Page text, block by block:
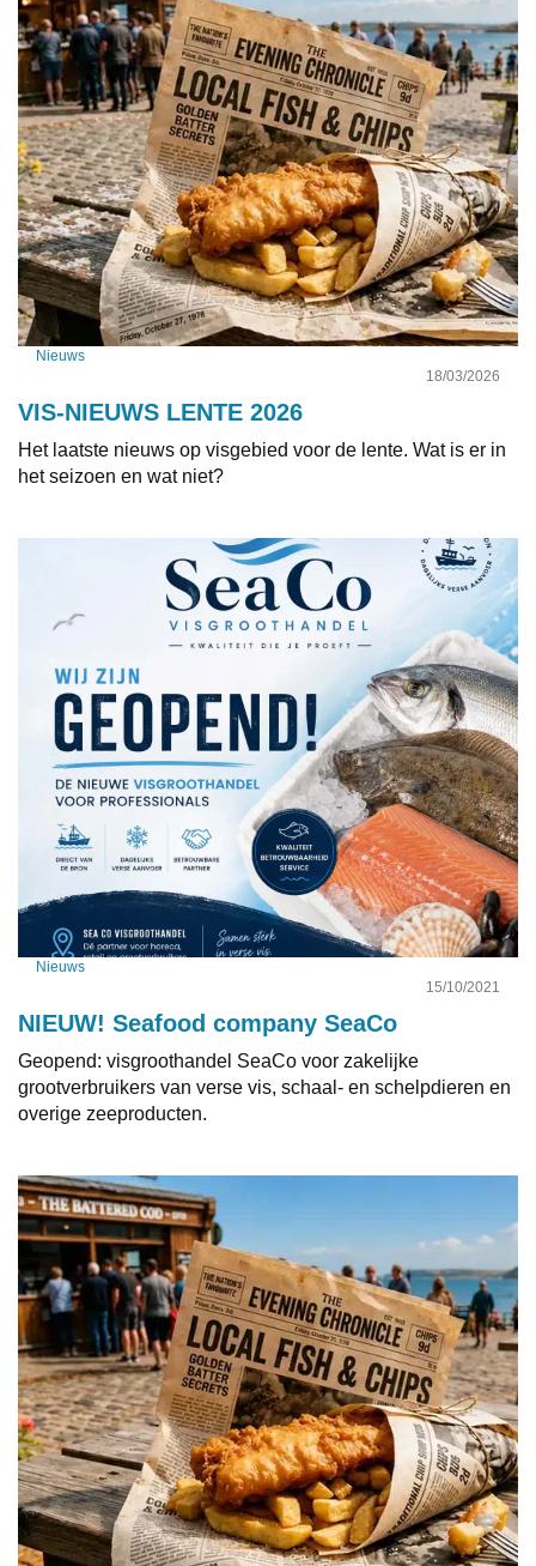
Nieuws
18/03/2026
VIS-NIEUWS LENTE 2026
Het laatste nieuws op visgebied voor de lente. Wat is er in
het seizoen en wat niet?
Nieuws
15/10/2021
NIEUW! Seafood company SeaCo
Geopend: visgroothandel SeaCo voor zakelijke
grootverbruikers van verse vis, schaal- en schelpdieren en
overige zeeproducten.